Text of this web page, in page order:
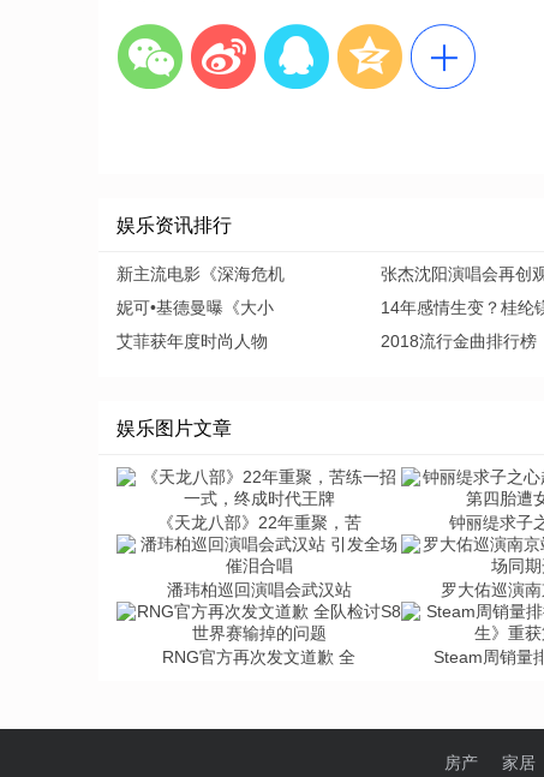
娱乐资讯排行
新主流电影《深海危机 张杰沈阳演唱会再创
妮可•基德曼曝《大小
14年感情生变？桂纶
艾菲获年度时尚人物
2018流行金曲排行榜
娱乐图片文章
《天龙八部》22年重聚，苦 钟丽缇求子
潘玮柏巡回演唱会武汉站 罗大佑巡演
RNG官方再次发文道歉 全 Steam周销量
房产 家居